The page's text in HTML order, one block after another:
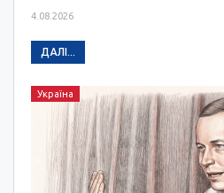
4.08.2026
ДАЛІ...
Україна